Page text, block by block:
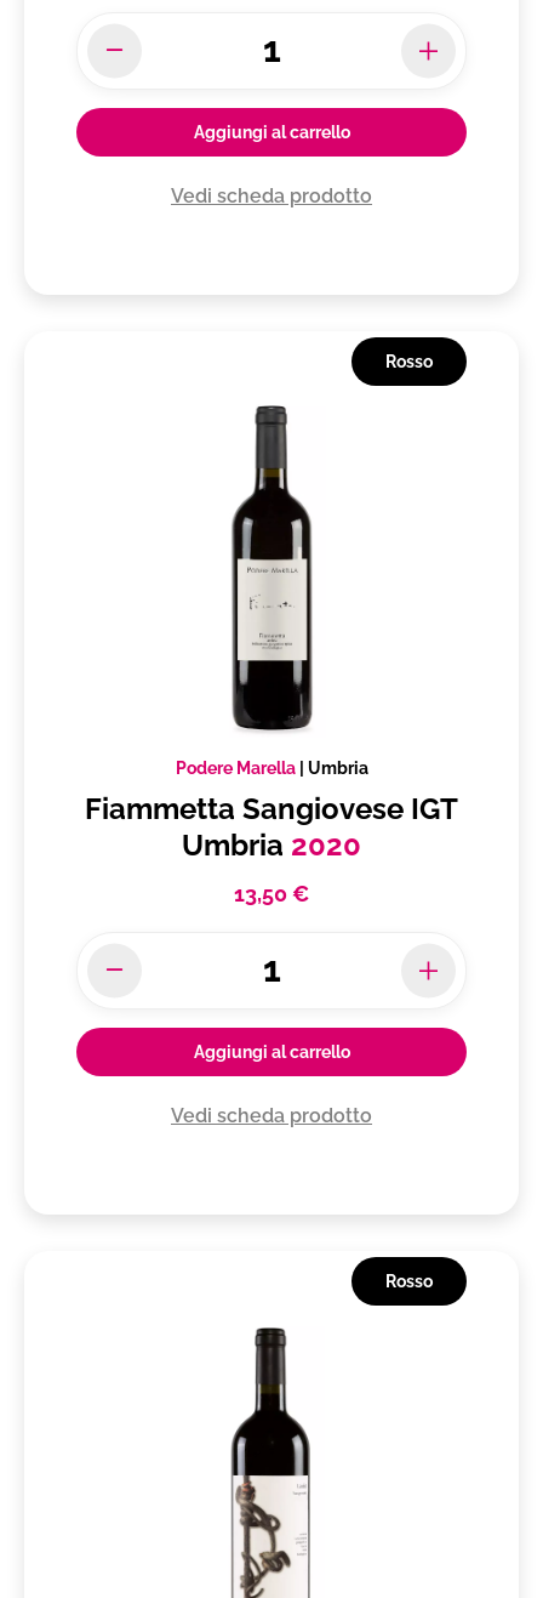
Aggiungi al carrello
Vedi scheda prodotto
Rosso
Podere Marella| Umbria
Fiammetta Sangiovese IGT
Umbria 2020
13,50 €
Aggiungi al carrello
Vedi scheda prodotto
Rosso